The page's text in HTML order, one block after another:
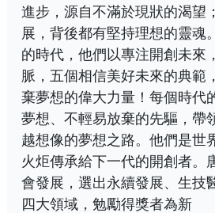
進步，源自不滿於現狀的渴望
展，背後都有堅持理想的靈魂
的時代，他們以專注開創未來
脈，五個相信美好未來的典範
棄夢想的偉大力量！每個時代
夢想、不輕易放棄的先驅，帶
越想像的夢想之路。他們是世
火炬傳承給下一代的開創者。
會發展，選出永續發展、生技
四大領域，勉勵得獎者為新